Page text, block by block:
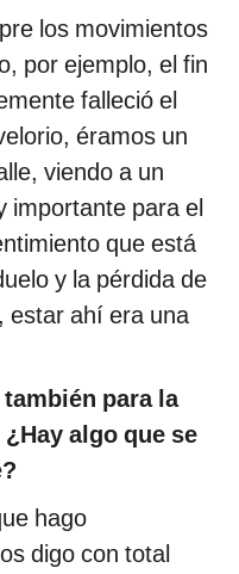
los movimientos
por ejemplo, el fin
falleció el
éramos un
viendo a un
importante para el
que está
y la pérdida de
estar ahí era una
para la
algo que se
hago
digo con total